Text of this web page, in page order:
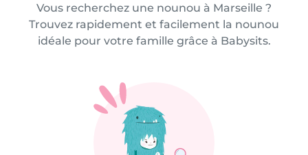
Vous recherchez une nounou à Marseille ?
Trouvez rapidement et facilement la nounou
idéale pour votre famille grâce à Babysits.